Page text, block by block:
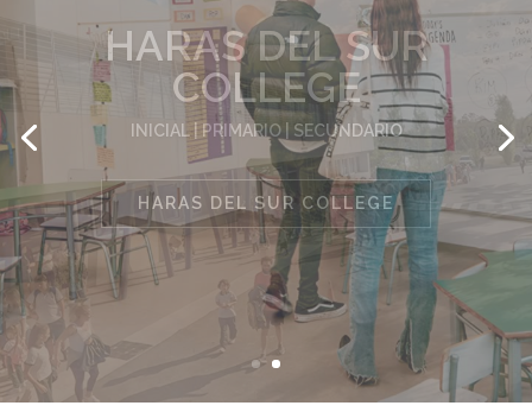
HARAS DEL SUR
COLLEGE
INICIAL | PRIMARIO | SECUNDARIO
HARAS DEL SUR COLLEGE